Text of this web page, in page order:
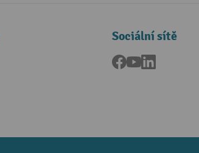
Sociální sítě
Facebook
YouTube